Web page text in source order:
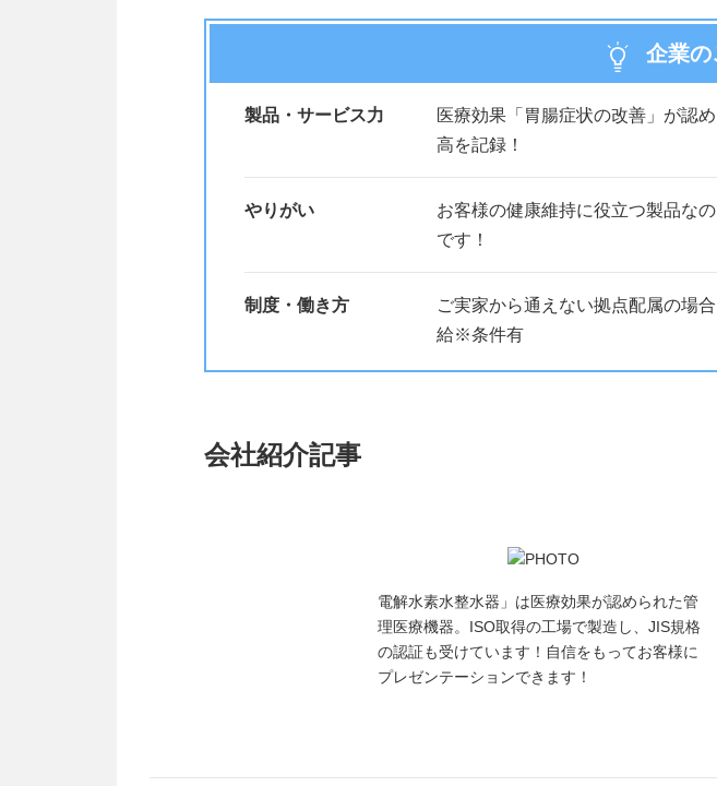
企業の
製品・サービス力
医療効果「胃腸症状の改善」が認
高を記録！
やりがい
お客様の健康維持に役立つ製品な
です！
制度・働き方
ご実家から通えない拠点配属の場
給※条件有
会社紹介記事
電解水素水整水器」は医療効果が認められた管
理医療機器。ISO取得の工場で製造し、JIS規格
の認証も受けています！自信をもってお客様に
プレゼンテーションできます！